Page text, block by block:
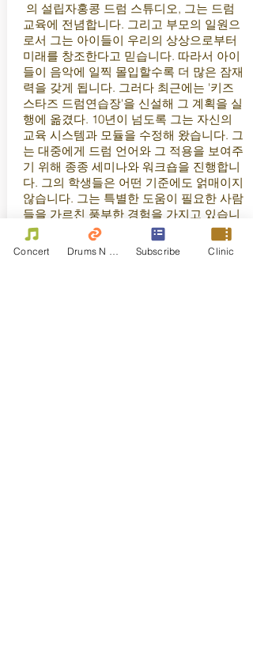
의 설립자홍콩 드럼 스튜디오, 그는 드럼
교육에 전념합니다. 그리고 부모의 일원으
로서 그는 아이들이 우리의 상상으로부터
미래를 창조한다고 믿습니다. 따라서 아이
들이 음악에 일찍 몰입할수록 더 많은 잠재
력을 갖게 됩니다. 그러다 최근에는 '키즈
스타즈 드럼연습장'을 신설해 그 계획을 실
행에 옮겼다. 10년이 넘도록 그는 자신의
교육 시스템과 모듈을 수정해 왔습니다. 그
는 대중에게 드럼 언어와 그 적용을 보여주
기 위해 종종 세미나와 워크숍을 진행합니
다. 그의 학생들은 어떤 기준에도 얽매이지
않습니다. 그는 특별한 도움이 필요한 사람
들을 가르친 풍부한 경험을 가지고 있습니
다.
교육과는 별개로 그는 예술가, 가수, 빅 밴
Concert Subscribe Clinic